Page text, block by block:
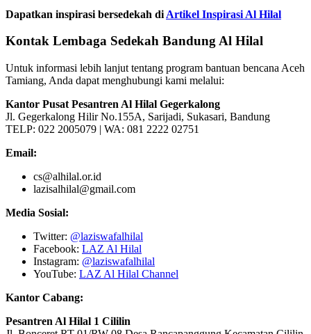
Dapatkan inspirasi bersedekah di Artikel Inspirasi Al Hilal
Kontak Lembaga Sedekah Bandung Al Hilal
Untuk informasi lebih lanjut tentang program bantuan bencana Aceh
Tamiang, Anda dapat menghubungi kami melalui:
Kantor Pusat Pesantren Al Hilal Gegerkalong
Jl. Gegerkalong Hilir No.155A, Sarijadi, Sukasari, Bandung
TELP: 022 2005079 | WA: 081 2222 02751
Email:
cs@alhilal.or.id
lazisalhilal@gmail.com
Media Sosial:
Twitter: @laziswafalhilal
Facebook: LAZ Al Hilal
Instagram: @laziswafalhilal
YouTube: LAZ Al Hilal Channel
Kantor Cabang:
Pesantren Al Hilal 1 Cililin